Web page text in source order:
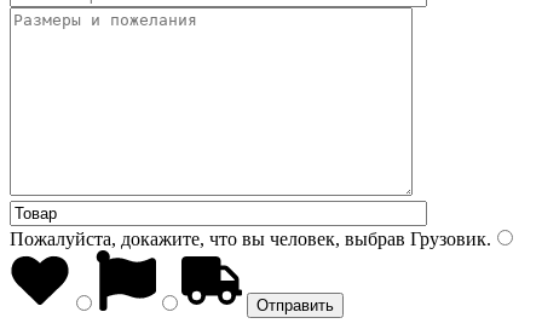
Пожалуйста, докажите, что вы человек, выбрав Грузовик.